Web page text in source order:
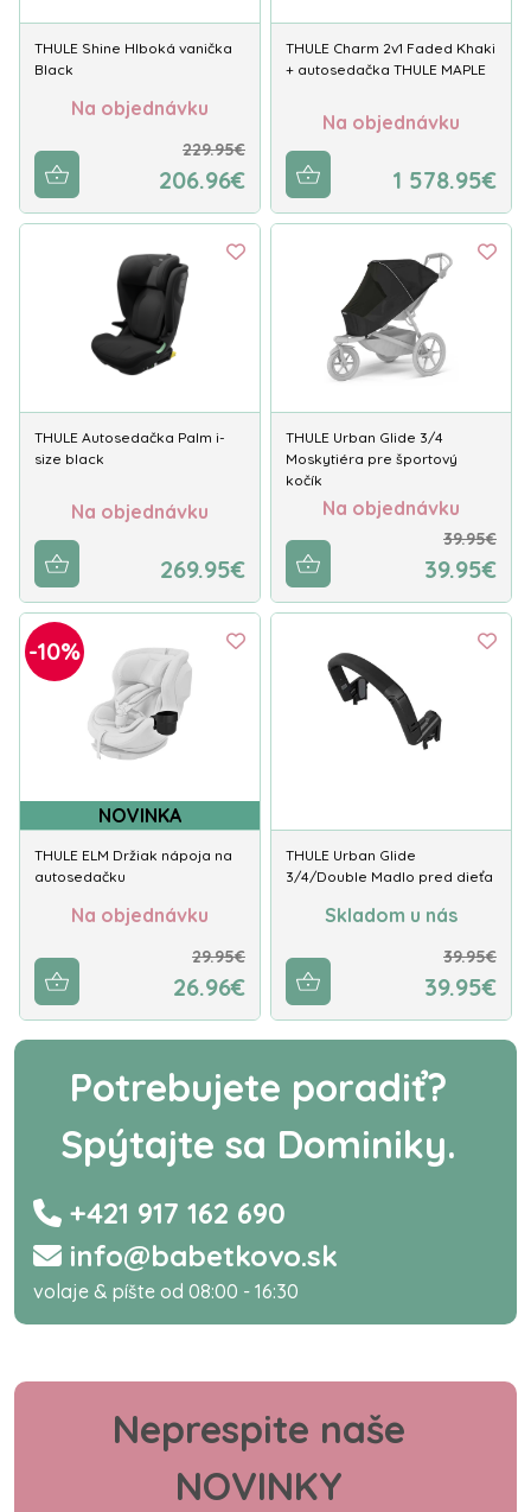
THULE Shine Hlboká vanička
Black
Na objednávku
229.95€
206.96€
THULE Charm 2v1 Faded Khaki
+ autosedačka THULE MAPLE
Na objednávku
1 578.95€
THULE Autosedačka Palm i-
size black
Na objednávku
269.95€
THULE Urban Glide 3/4
Moskytiéra pre športový
kočík
Na objednávku
39.95€
39.95€
-10%
NOVINKA
THULE ELM Držiak nápoja na
autosedačku
Na objednávku
29.95€
26.96€
THULE Urban Glide
3/4/Double Madlo pred dieťa
Skladom u nás
39.95€
39.95€
Potrebujete poradiť?
Spýtajte sa Dominiky.
+421 917 162 690
info@babetkovo.sk
volaje & píšte od 08:00 - 16:30
Neprespite naše
NOVINKY